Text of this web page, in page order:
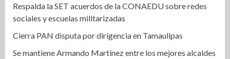
Respalda la SET acuerdos de la CONAEDU sobre redes
sociales y escuelas militarizadas
Cierra PAN disputa por dirigencia en Tamaulipas
Se mantiene Armando Martínez entre los mejores alcaldes